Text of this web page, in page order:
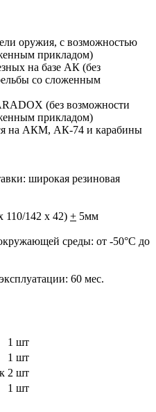
оружия, с возможностью
прикладом)
на базе АК (без
со сложенным
(без возможности
прикладом)
на АКМ, АК-74 и карабины
широкая резиновая
110/142 х 42) + 5мм
среды: от -50°С до
60 мес.
1 шт
1 шт
2 шт
1 шт